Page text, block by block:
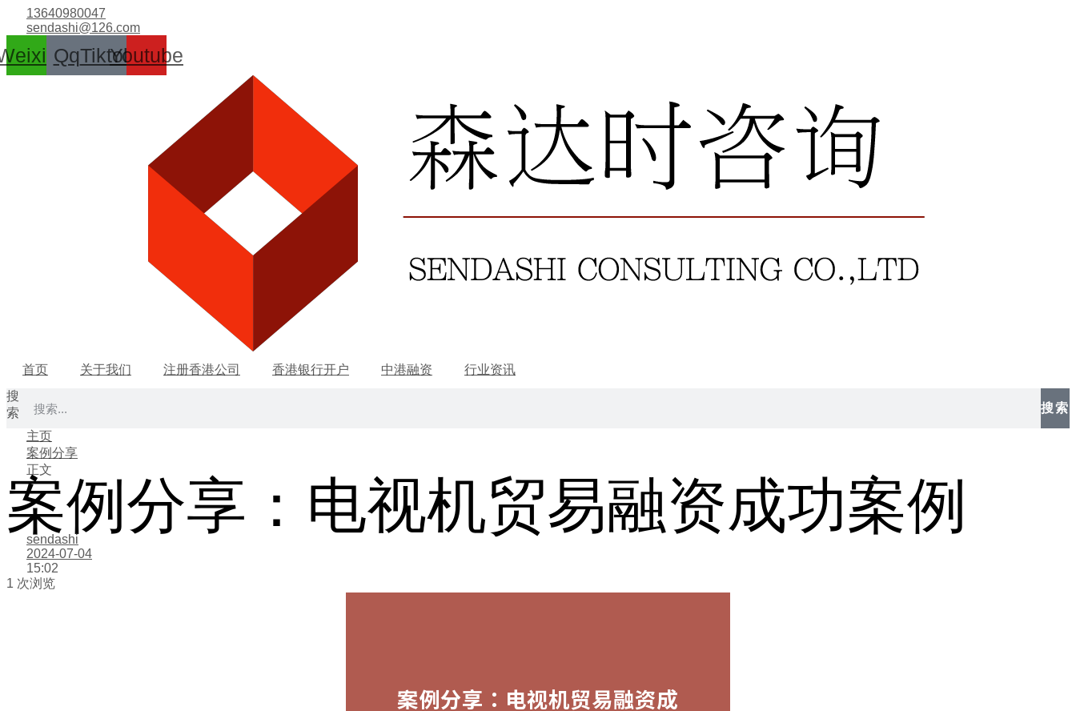
容
13640980047
sendashi@126.com
QqTiktokYoutube
首页 关于我们 注册香港公司 香港银行开户 中港融资
行业资讯
搜
索
搜索
主页
案例分享
正文
案例分享：电视机贸易融资成功案例
sendashi
2024-07-04
15:02
1 次浏览